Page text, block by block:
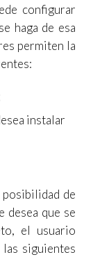
configurar
haga de esa
permiten la
instalar
de
desea que se
el usuario
las siguientes